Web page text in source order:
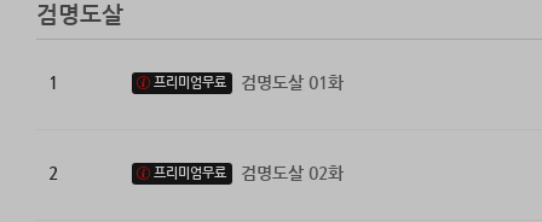
검명도살
1 프리미엄무료 검명도살 01화
2 프리미엄무료 검명도살 02화